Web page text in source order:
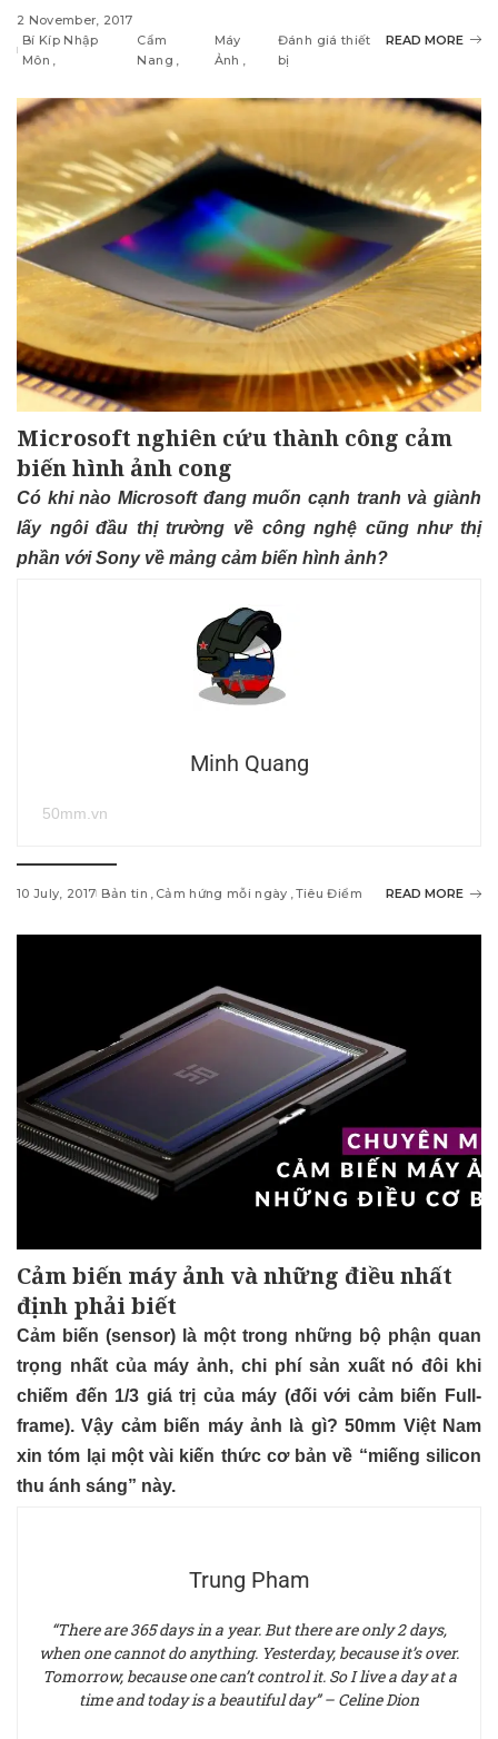
2 November, 2017
Bí Kíp Nhập
Môn
Cẩm
Nang
Máy
Ảnh
Đánh giá thiết
bị
READ MORE
Microsoft nghiên cứu thành công cảm
biến hình ảnh cong
Có khi nào Microsoft đang muốn cạnh tranh và giành
lấy ngôi đầu thị trường về công nghệ cũng như thị
phần với Sony về mảng cảm biến hình ảnh?
Minh Quang
50mm.vn
10 July, 2017 Bản tin Cảm hứng mỗi ngày Tiêu Điểm READ MORE
Cảm biến máy ảnh và những điều nhất
định phải biết
Cảm biến (sensor) là một trong những bộ phận quan
trọng nhất của máy ảnh, chi phí sản xuất nó đôi khi
chiếm đến 1/3 giá trị của máy (đối với cảm biến Full-
frame). Vậy cảm biến máy ảnh là gì? 50mm Việt Nam
xin tóm lại một vài kiến thức cơ bản về “miếng silicon
thu ánh sáng” này.
Trung Pham
“There are 365 days in a year. But there are only 2 days,
when one cannot do anything. Yesterday, because it’s over.
Tomorrow, because one can’t control it. So I live a day at a
time and today is a beautiful day” – Celine Dion